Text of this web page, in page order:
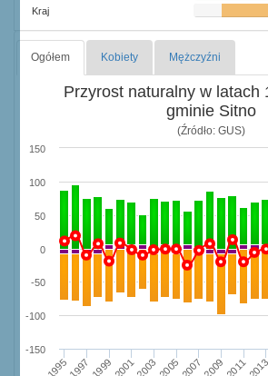
Kraj
Ogółem Kobiety Mężczyźni
Przyrost naturalny w latach
gminie Sitno
(Źródło: GUS)
19951997 19992001200320052007200920112013
-150
-100
-50
0
50
100
150